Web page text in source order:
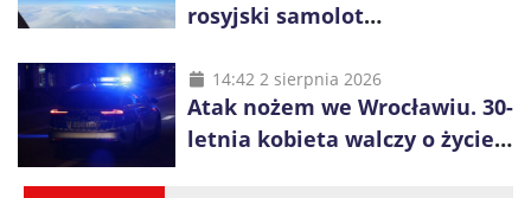
rosyjski samolot
14:42 2 sierpnia 2026
Atak nożem we Wrocławiu. 30-
letnia kobieta walczy o życie,